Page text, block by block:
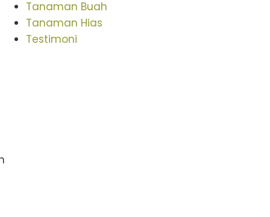
Tanaman Buah
Tanaman Hias
Testimoni